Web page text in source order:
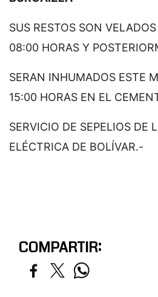
SUS RESTOS SON
08:00 HORAS Y
SERAN INHUMADOS ESTE
15:00 HORAS EN EL
SERVICIO DE SEPELIOS DE
ELÉCTRICA DE BOLÍVAR.-
COMPARTIR: